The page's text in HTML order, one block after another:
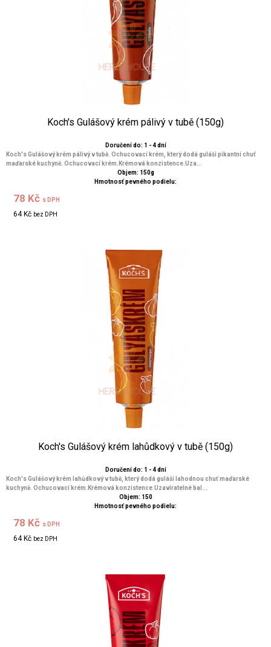
Koch's Gulášový krém pálivý v tubě (150g)
Doručení do: 1 - 4 dní
Koch's Gulášový krém pálivý v tubě. Ochucovací krém, který dodá guláši pikantní chuť
maďarské kuchyně. Ochucovací krém.Krémová konzistence.Uza...
Objem: 150g
Hmotnosť pevného podielu:
78 Kč s DPH
64 Kč bez DPH
Koch's Gulášový krém lahůdkový v tubě (150g)
Doručení do: 1 - 4 dní
Koch's Gulášový krém lahůdkový v tubě, který dodá guláši lahodnou chuť maďarské
kuchyně. Ochucovací krém.Krémová konzistence.Uzavíratelné bal...
Objem: 150
Hmotnosť pevného podielu:
78 Kč s DPH
64 Kč bez DPH